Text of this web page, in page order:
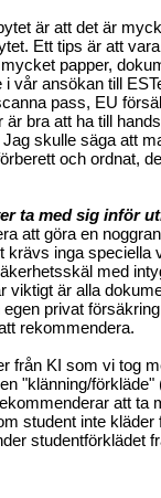
är att det är
Ett tips är att
papper,
vår ansökan till
pass, EU
bra att ha till
skulle säga att
och ordnat,
ta med sig inför
att göra en
krävs inga speciella
med
viktigt är alla
privat
rekommendera.
från KI som vi tog
"klänning/förkläde"
att ta
student inte kläder
studentförklädet